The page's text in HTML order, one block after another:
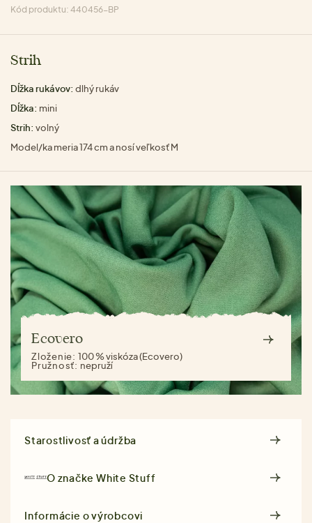
Kód produktu: 440456-BP
Strih
Dĺžka rukávov: dlhý rukáv
Dĺžka: mini
Strih: volný
Model/ka meria 174 cm a nosí veľkosť M
Ecovero
Zloženie: 100 % viskóza (Ecovero)
Pružnosť: nepruží
Starostlivosť a údržba
O značkeWhite Stuff
Informácie o výrobcovi